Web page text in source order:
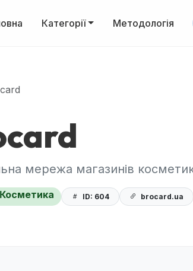
Категорії Методологія
мережа магазинів
ID: 604 brocard.ua